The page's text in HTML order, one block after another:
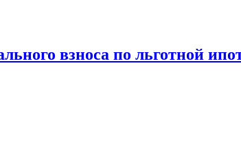
взноса по льготной